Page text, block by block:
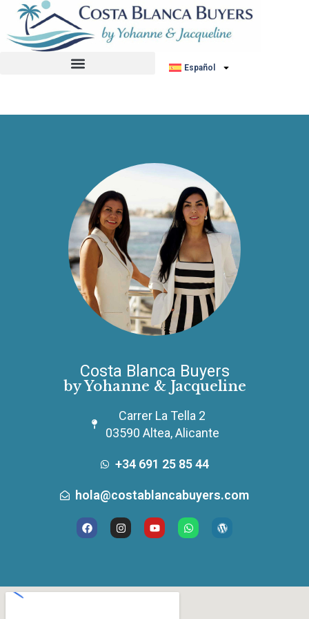
Español
No hemos encontrado ningún anuncio.
Costa Blanca Buyers
by Yohanne & Jacqueline
Carrer La Tella 2
03590 Altea, Alicante
+34 691 25 85 44
hola@costablancabuyers.com